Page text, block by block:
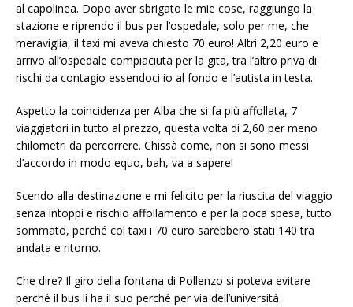
al capolinea. Dopo aver sbrigato le mie cose, raggiungo la
stazione e riprendo il bus per l’ospedale, solo per me, che
meraviglia, il taxi mi aveva chiesto 70 euro! Altri 2,20 euro e
arrivo all’ospedale compiaciuta per la gita, tra l’altro priva di
rischi da contagio essendoci io al fondo e l’autista in testa.
Aspetto la coincidenza per Alba che si fa più affollata, 7
viaggiatori in tutto al prezzo, questa volta di 2,60 per meno
chilometri da percorrere. Chissà come, non si sono messi
d’accordo in modo equo, bah, va a sapere!
Scendo alla destinazione e mi felicito per la riuscita del viaggio
senza intoppi e rischio affollamento e per la poca spesa, tutto
sommato, perché col taxi i 70 euro sarebbero stati 140 tra
andata e ritorno.
Che dire? Il giro della fontana di Pollenzo si poteva evitare
perché il bus lì ha il suo perché per via dell’università